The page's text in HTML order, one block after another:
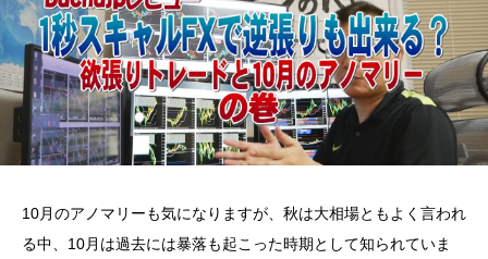
10月のアノマリーも気になりますが、秋は大相場ともよく言われ
る中、10月は過去には暴落も起こった時期として知られていま